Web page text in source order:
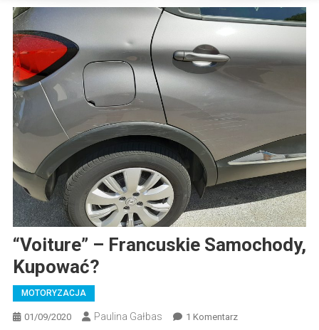
“Voiture” – Francuskie Samochody,
Kupować?
MOTORYZACJA
01/09/2020 Paulina Gałbas 1 KomentarzDo